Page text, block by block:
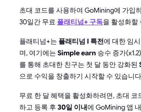
초대 코드를 사용하여 GoMining에 가입
30일간 무료 플래티넘+ 구독을 활성화할
플래티넘+는 플래티넘 I 특전에 대한 임
며, 여기에는 Simple earn 승수 증가
를 통해 초대한 친구는 첫 달 동안 강화된
으로 수익을 창출하기 시작할 수 있습니
무료 한 달 혜택을 활성화하려면, 초대 코
하고 등록 후 30일 이내에 GoMining 앱